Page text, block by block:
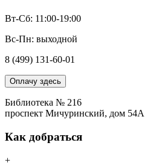
Вт-Сб: 11:00-19:00
Вс-Пн: выходной
8 (499) 131-60-01
Оплачу здесь
Библиотека № 216
проспект Мичуринский, дом 54А
Как добраться
+